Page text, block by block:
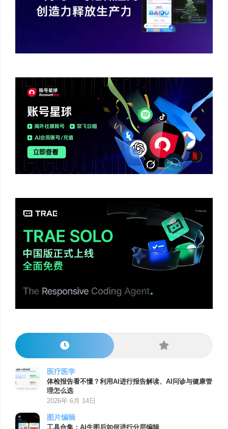
医疗医学
体检报告看不懂？利用AI进行报告解读、AI问诊与健康管
理怎么选
2026年 6月 14日
图片编辑
工具合集：AI生图后如何进行分层编辑